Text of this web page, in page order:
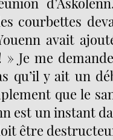
courbettes
avait
Je me
qu’il y ait un
que le
est un instant
être